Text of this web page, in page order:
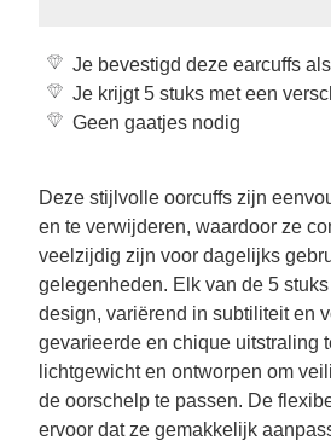
Je bevestigd deze earcuffs
Je krijgt 5 stuks met een
Geen gaatjes nodig
Deze stijlvolle oorcuffs zijn
en te verwijderen, waardoor ze
veelzijdig zijn voor dagelijks
gelegenheden. Elk van de 5
design, variërend in subtiliteit en
gevarieerde en chique uitstraling
lichtgewicht en ontworpen om
de oorschelp te passen. De
ervoor dat ze gemakkelijk